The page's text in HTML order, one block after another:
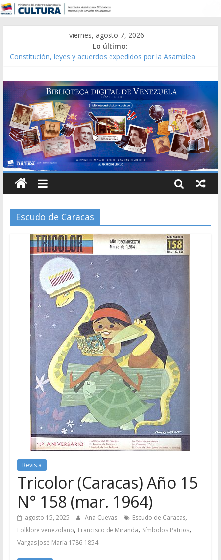
viernes, agosto 7, 2026
Lo último:
Constitución, leyes y acuerdos expedidos por la Asamblea
Modesta Bor Sánchez [material gráfico]
Gaceta Oficial de la República de Venezuela año CXXXIII Mes V,
Caracas 09 de marzo de 2006 N° 38.394
Catálogo temático de obras de Modesta Bor
Escudo de Caracas
Revista
Tricolor (Caracas) Año 15
N° 158 (mar. 1964)
agosto 15, 2025 Ana Cuevas Escudo de Caracas,
Folklore venezolano, Francisco de Miranda, Símbolos Patrios,
Vargas José María 1786-1854.